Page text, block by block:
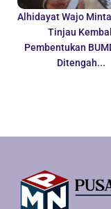
Alhidayat Wajo
Tinjau
Pembentukan
Ditengah...